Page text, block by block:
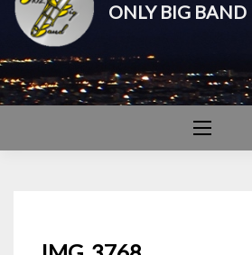
ONLY BIG BAND